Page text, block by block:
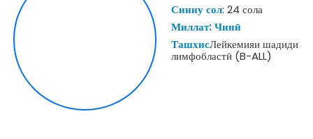
Синну сол: 24 сола
Миллат: Чинӣ
ТашхисЛейкемияи шадиди
лимфобластӣ (B-ALL)